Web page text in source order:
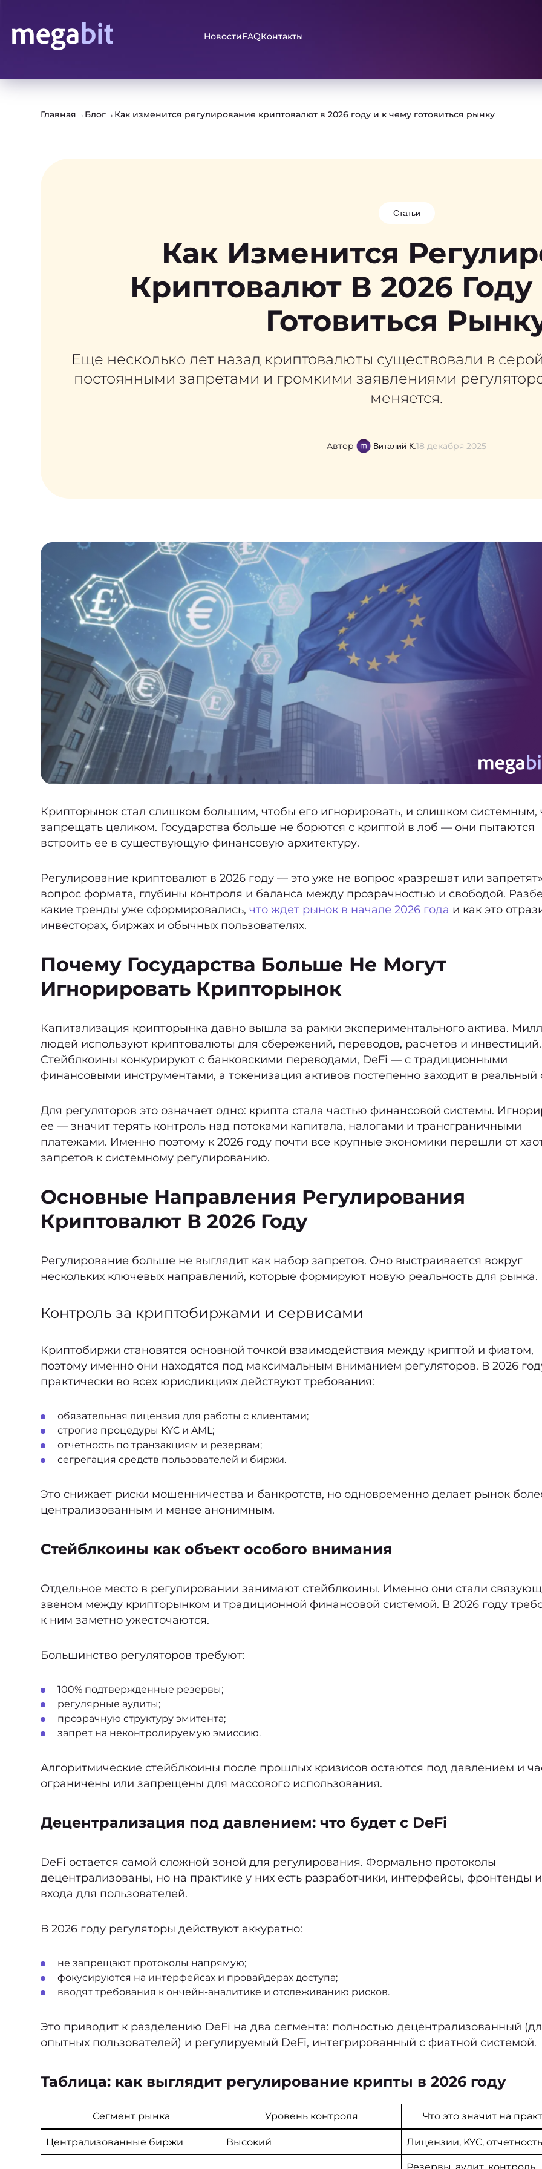
НовостиFAQКонтакты
Главная→ Блог→ Как изменится регулирование криптовалют в 2026 году и к чему готовиться рынку
Статьи
Как Изменится
Криптовалют В 2026
Готовиться
Еще несколько лет назад криптовалюты существовали в
постоянными запретами и громкими заявлениями
меняется.
Автор Виталий К. 18 декабря 2025
Крипторынок стал слишком большим, чтобы его игнорировать, и слишком системным,
запрещать целиком. Государства больше не борются с криптой в лоб — они пытаются
встроить ее в существующую финансовую архитектуру.
Регулирование криптовалют в 2026 году — это уже не вопрос «разрешат или
вопрос формата, глубины контроля и баланса между прозрачностью и свободой.
какие тренды уже сформировались, что ждет рынок в начале 2026 года и как это
инвесторах, биржах и обычных пользователях.
Почему Государства Больше Не Могут
Игнорировать Крипторынок
Капитализация крипторынка давно вышла за рамки экспериментального актива.
людей используют криптовалюты для сбережений, переводов, расчетов и инвестиций.
Стейблкоины конкурируют с банковскими переводами, DeFi — с традиционными
финансовыми инструментами, а токенизация активов постепенно заходит в реальный
Для регуляторов это означает одно: крипта стала частью финансовой системы.
ее — значит терять контроль над потоками капитала, налогами и трансграничными
платежами. Именно поэтому к 2026 году почти все крупные экономики перешли от
запретов к системному регулированию.
Основные Направления Регулирования
Криптовалют В 2026 Году
Регулирование больше не выглядит как набор запретов. Оно выстраивается вокруг
нескольких ключевых направлений, которые формируют новую реальность для рынка.
Контроль за криптобиржами и сервисами
Криптобиржи становятся основной точкой взаимодействия между криптой и фиатом,
поэтому именно они находятся под максимальным вниманием регуляторов. В 2026
практически во всех юрисдикциях действуют требования:
обязательная лицензия для работы с клиентами;
строгие процедуры KYC и AML;
отчетность по транзакциям и резервам;
сегрегация средств пользователей и биржи.
Это снижает риски мошенничества и банкротств, но одновременно делает рынок
централизованным и менее анонимным.
Стейблкоины как объект особого внимания
Отдельное место в регулировании занимают стейблкоины. Именно они стали
звеном между крипторынком и традиционной финансовой системой. В 2026 году
к ним заметно ужесточаются.
Большинство регуляторов требуют:
100% подтвержденные резервы;
регулярные аудиты;
прозрачную структуру эмитента;
запрет на неконтролируемую эмиссию.
Алгоритмические стейблкоины после прошлых кризисов остаются под давлением и
ограничены или запрещены для массового использования.
Децентрализация под давлением: что будет с DeFi
DeFi остается самой сложной зоной для регулирования. Формально протоколы
децентрализованы, но на практике у них есть разработчики, интерфейсы, фронтенды
входа для пользователей.
В 2026 году регуляторы действуют аккуратно:
не запрещают протоколы напрямую;
фокусируются на интерфейсах и провайдерах доступа;
вводят требования к ончейн-аналитике и отслеживанию рисков.
Это приводит к разделению DeFi на два сегмента: полностью децентрализованный
опытных пользователей) и регулируемый DeFi, интегрированный с фиатной системой.
Таблица: как выглядит регулирование крипты в 2026 году
Сегмент рынка Уровень контроля Что это значит на
Централизованные биржи Высокий Лицензии, KYC, отчетность